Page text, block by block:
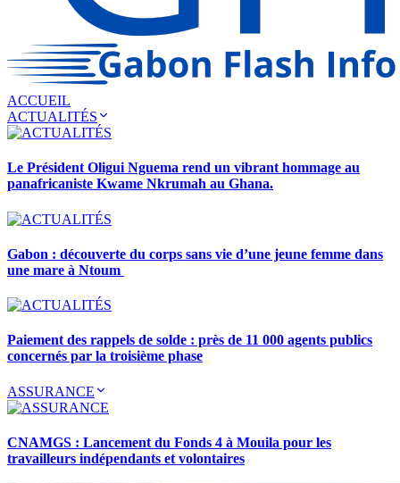
ACCUEIL
ACTUALITÉS
Le Président Oligui Nguema rend un vibrant hommage au
panafricaniste Kwame Nkrumah au Ghana.
Gabon : découverte du corps sans vie d’une jeune femme dans
une mare à Ntoum
Paiement des rappels de solde : près de 11 000 agents publics
concernés par la troisième phase
ASSURANCE
CNAMGS : Lancement du Fonds 4 à Mouila pour les
travailleurs indépendants et volontaires